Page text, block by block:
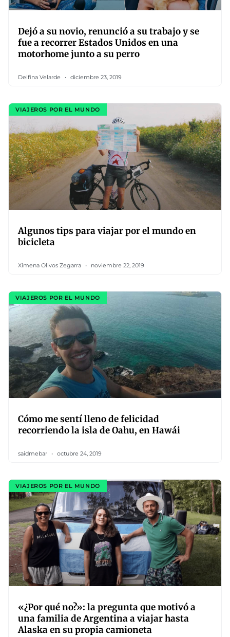
Dejó a su novio, renunció a su trabajo y se
fue a recorrer Estados Unidos en una
motorhome junto a su perro
Delfina Velarde diciembre 23, 2019
VIAJEROS POR EL MUNDO
Algunos tips para viajar por el mundo en
bicicleta
Ximena Olivos Zegarra noviembre 22, 2019
VIAJEROS POR EL MUNDO
Cómo me sentí lleno de felicidad
recorriendo la isla de Oahu, en Hawái
saidmebar octubre 24, 2019
VIAJEROS POR EL MUNDO
«¿Por qué no?»: la pregunta que motivó a
una familia de Argentina a viajar hasta
Alaska en su propia camioneta